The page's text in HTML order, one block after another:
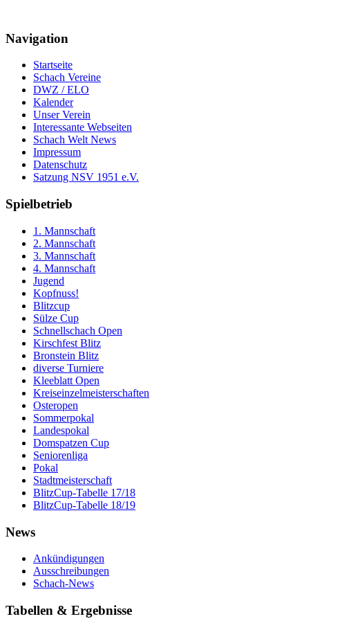
Navigation
Startseite
Schach Vereine
DWZ / ELO
Kalender
Unser Verein
Interessante Webseiten
Schach Welt News
Impressum
Datenschutz
Satzung NSV 1951 e.V.
Spielbetrieb
1. Mannschaft
2. Mannschaft
3. Mannschaft
4. Mannschaft
Jugend
Kopfnuss!
Blitzcup
Sülze Cup
Schnellschach Open
Kirschfest Blitz
Bronstein Blitz
diverse Turniere
Kleeblatt Open
Kreiseinzelmeisterschaften
Osteropen
Sommerpokal
Landespokal
Domspatzen Cup
Seniorenliga
Pokal
Stadtmeisterschaft
BlitzCup-Tabelle 17/18
BlitzCup-Tabelle 18/19
News
Ankündigungen
Ausschreibungen
Schach-News
Tabellen & Ergebnisse